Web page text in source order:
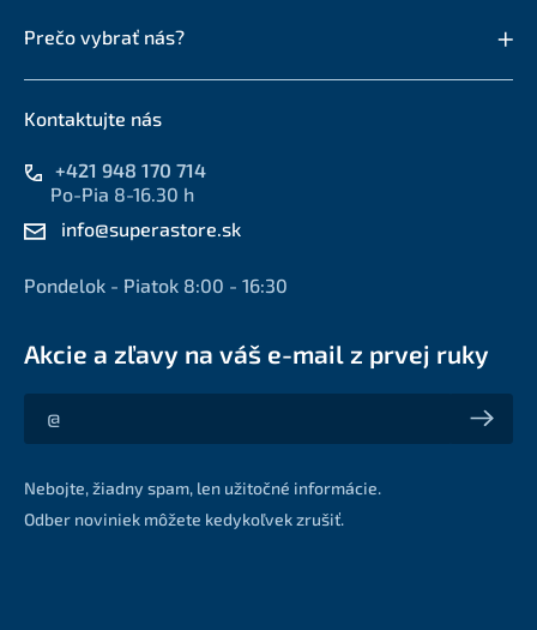
Prečo vybrať nás?
Kontaktujte nás
+421 948 170 714
Po-Pia 8-16.30 h
info@superastore.sk
Pondelok - Piatok 8:00 - 16:30
Akcie a zľavy na váš e-mail z prvej ruky
Akcie a zľavy na váš e-mail z prvej ruky
Nebojte, žiadny spam, len užitočné informácie.
Odber noviniek môžete kedykoľvek zrušiť.